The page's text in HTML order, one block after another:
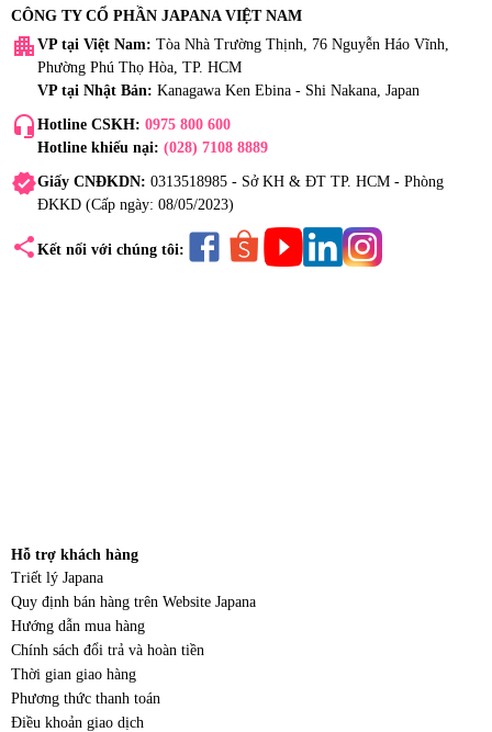
CÔNG TY CỔ PHẦN JAPANA VIỆT NAM
apartment VP tại Việt Nam: Tòa Nhà Trường Thịnh, 76 Nguyễn Háo Vĩnh,
Phường Phú Thọ Hòa, TP. HCM
VP tại Nhật Bản: Kanagawa Ken Ebina - Shi Nakana, Japan
headset_mic Hotline CSKH: 0975 800 600
Hotline khiếu nại: (028) 7108 8889
verifiedGiấy CNĐKDN: 0313518985 - Sở KH & ĐT TP. HCM - Phòng
ĐKKD (Cấp ngày: 08/05/2023)
share Kết nối với chúng tôi:
Hỗ trợ khách hàng
Triết lý Japana
Quy định bán hàng trên Website Japana
Hướng dẫn mua hàng
Chính sách đổi trả và hoàn tiền
Thời gian giao hàng
Phương thức thanh toán
Điều khoản giao dịch